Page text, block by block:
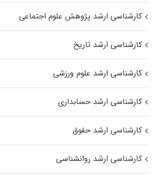
کارشناسی ارشد پژوهش علوم اجتماعی
کارشناسی ارشد تاریخ
کارشناسی ارشد علوم ورزشی
کارشناسی ارشد حسابداری
کارشناسی ارشد حقوق
کارشناسی ارشد روانشناسی